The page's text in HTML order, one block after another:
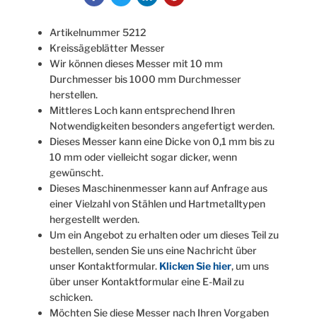
Artikelnummer 5212
Kreissägeblätter Messer
Wir können dieses Messer mit 10 mm
Durchmesser bis 1000 mm Durchmesser
herstellen.
Mittleres Loch kann entsprechend Ihren
Notwendigkeiten besonders angefertigt werden.
Dieses Messer kann eine Dicke von 0,1 mm bis zu
10 mm oder vielleicht sogar dicker, wenn
gewünscht.
Dieses Maschinenmesser kann auf Anfrage aus
einer Vielzahl von Stählen und Hartmetalltypen
hergestellt werden.
Um ein Angebot zu erhalten oder um dieses Teil zu
bestellen, senden Sie uns eine Nachricht über
unser Kontaktformular. Klicken Sie hier, um uns
über unser Kontaktformular eine E-Mail zu
schicken.
Möchten Sie diese Messer nach Ihren Vorgaben